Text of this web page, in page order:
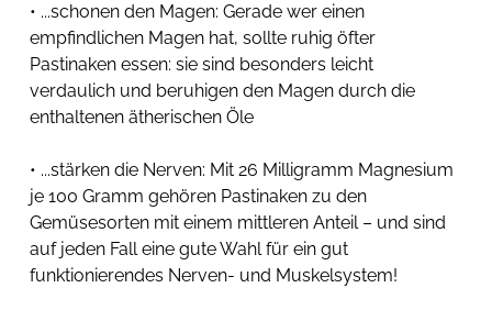
• ...schonen den Magen: Gerade wer einen
empfindlichen Magen hat, sollte ruhig öfter
Pastinaken essen: sie sind besonders leicht
verdaulich und beruhigen den Magen durch die
enthaltenen ätherischen Öle
• ...stärken die Nerven: Mit 26 Milligramm Magnesium
je 100 Gramm gehören Pastinaken zu den
Gemüsesorten mit einem mittleren Anteil – und sind
auf jeden Fall eine gute Wahl für ein gut
funktionierendes Nerven- und Muskelsystem!